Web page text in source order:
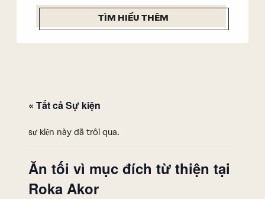
TÌM HIỂU THÊM
« Tất cả Sự kiện
sự kiện này đã trôi qua.
Ăn tối vì mục đích từ thiện tại
Roka Akor